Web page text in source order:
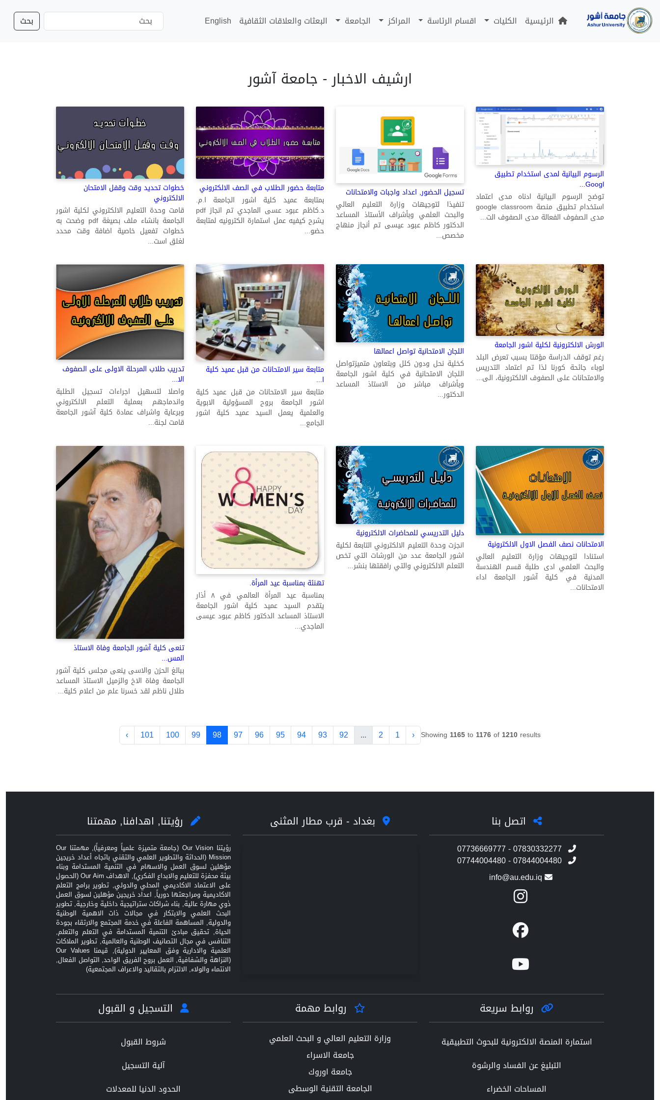
الرئيسية الكليات اقسام الرئاسة المراكز الجامعة البعثات والعلاقات الثقافية English بحث
ارشيف الاخبار - جامعة آشور
الرسوم البيانية لمدى استخدام تطبيق
Googl...
توضح الرسوم البيانية ادناه مدى اعتماد
استخدام تطبيق منصة google classroom
مدى الصفوف الفعالة مدى الصفوف الت...
تسجيل الحضور, اعداد واجبات والامتحانات
تنفيذا لتوجيهات وزارة التعليم العالي
والبحث العلمي وبأشراف الأستاذ المساعد
الدكتور كاظم عبود عيسى تم أنجاز منهاج
مخصص...
متابعة حضور الطلاب في الصف الالكتروني
بمتابعة عميد كلية اشور الجامعة ا.م.
د.كاظم عبود عسى الماجدي تم انجاز pdf
يشرح كيفيه عمل استمارة الكترونيه لمتابعة
حضو...
خطوات تحديد وقت وقفل الامتحان
الالكتروني
قامت وحدة التعليم الالكتروني لكلية اشور
الجامعة بانشاء ملف بصيغة pdf وضحت به
خطوات تفعيل خاصية اضافة وقت محدد
لغلق است...
الورش الالكترونية لكلية اشور الجامعة
رغم توقف الدراسة مؤقتا بسبب تعرض البلد
لوباء جائحة كورنا لذا تم اعتماد التدريس
والامتحانات على الصفوف الالكترونية، الى...
اللجان الامتحانية تواصل اعمالها
كخلية نحل ودون كلل وبتعاون متميزتواصل
اللجان الامتحانية في كلية اشور الجامعة
وبأشراف مباشر من الاستاذ المساعد
الدكتور...
متابعة سير الامتحانات من قبل عميد كلية
ا...
متابعة سير الامتحانات من قبل عميد كلية
اشور الجامعة بروح المسؤولية الابوية
والعلمية يعمل السيد عميد كلية اشور
الجامع...
تدريب طلاب المرحلة الاولى على الصفوف
الا...
واصلا لتسهيل اجراءات تسجيل الطلبة
واندماجهم بعملية التعلم الالكتروني
وبرعاية واشراف عمادة كلية آشور الجامعة
قامت لجنة...
الامتحانات نصف الفصل الاول الالكترونية
استنادا لتوجيهات وزارة التعليم العالي
والبحث العلمي ادى طلبة قسم الهندسة
المدنية في كلية آشور الجامعة اداء
الامتحانات...
دليل التدريسي للمحاضرات الالكترونية
انجزت وحدة التعليم الالكتروني التابعة لكلية
اشور الجامعة عدد من الورشات التي تخص
التعلم الالكتروني والتي رافقتها بنشر...
تهنئة بمناسبة عيد المرأة.
بمناسبة عيد المرأة العالمي في ٨ أذار
يتقدم السيد عميد كلية اشور الجامعة
الاستاذ المساعد الدكتور كاظم عبود عيسى
الماجدي...
تنعى كلية آشور الجامعة وفاة الاستاذ
المس...
ببالغ الحزن والاسى ينعى مجلس كلية آشور
الجامعة وفاة الاخ والزميل الاستاذ المساعد
طلال ناظم لقد خسرنا علم من اعلام كلية...
Showing 1165to 1176of 1210 results
‹
1
2
...
92
93
94
95
96
97
98
99
100
101
›
اتصل بنا
07736669777 - 07830332277
07744004480 - 07844004480
info@au.edu.iq
بغداد - قرب مطار المثنى رؤيتنا, اهدافنا, مهمتنا
رؤيتنا Our Vision (جامعة متميزة علمياً ومعرفياً), مهمتنا Our
Mission (الحداثة والتطوير العلمي والتقني باتجاه أعداد خريجين
مؤهلين لسوق العمل والاسهام في التنمية المستدامة وبناء
بيئة محفزة للتعليم والابداع الفكري), الاهداف Our Aim (الحصول
على الاعتماد الاكاديمي المحلي والدولي, تطوير برامج التعلم
الاكاديمية ومراجعتها دورياً, اعداد خريجين مؤهلين لسوق العمل
ذوي مهارة عالية, بناء شراكات ستراتيجية داخلية وخارجية, تطوير
البحث العلمي والابتكار في مجالات ذات الاهمية الوطنية
والدولية, المساهمة الفاعلة في خدمة المجتمع والارتقاء بجودة
الحياة, تحقيق مبادئ التنمية المستدامة في التعلم والتعلم,
التنافس في مجال التصانيف الوطنية والعالمية, تطوير الملاكات
العلمية والادارية وفق المعايير الدولية), قيمنا Our Values
(النزاهة والشفافية, العمل بروح الفريق الواحد, التواصل الفعال,
الانتماء والولاء, الالتزام بالتقاليد والاعراف المجتمعية)
روابط سريعة
استمارة المنصة الالكترونية للبحوث التطبيقية
التبليغ عن الفساد والرشوة
المساحات الخضراء
روابط مهمة
وزارة التعليم العالي و البحث العلمي
جامعة الاسراء
جامعة اوروك
الجامعة التقنية الوسطى
التسجيل و القبول
شروط القبول
آلية التسجيل
الحدود الدنيا للمعدلات